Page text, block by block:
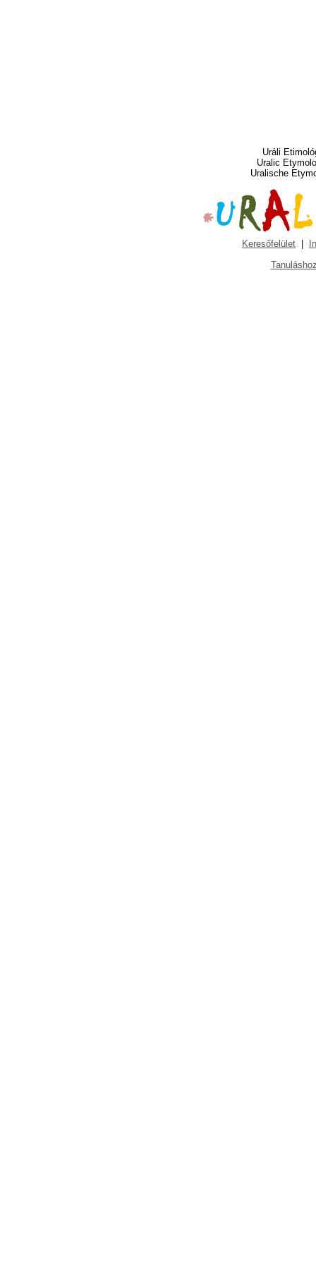
Uráli
Uralic
Uralische
Keresőfelület